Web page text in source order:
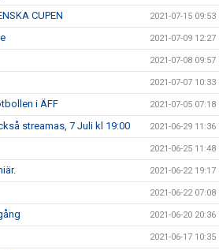
CUPEN 2021-07-15 09:53
2021-07-09 12:27
2021-07-08 09:57
2021-07-07 10:33
i ÄFF 2021-07-05 07:18
streamas, 7 Juli kl 19:00 2021-06-29 11:36
2021-06-25 11:48
2021-06-22 19:17
2021-06-22 07:08
2021-06-20 20:36
2021-06-17 10:35